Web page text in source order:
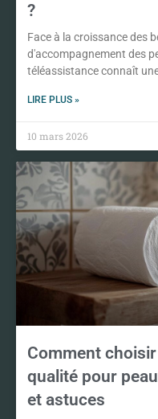
?
Face à la croissance des
d'accompagnement des
téléassistance connaît
LIRE PLUS »
10 mars 2026
Comment
qualité pour
et astuces